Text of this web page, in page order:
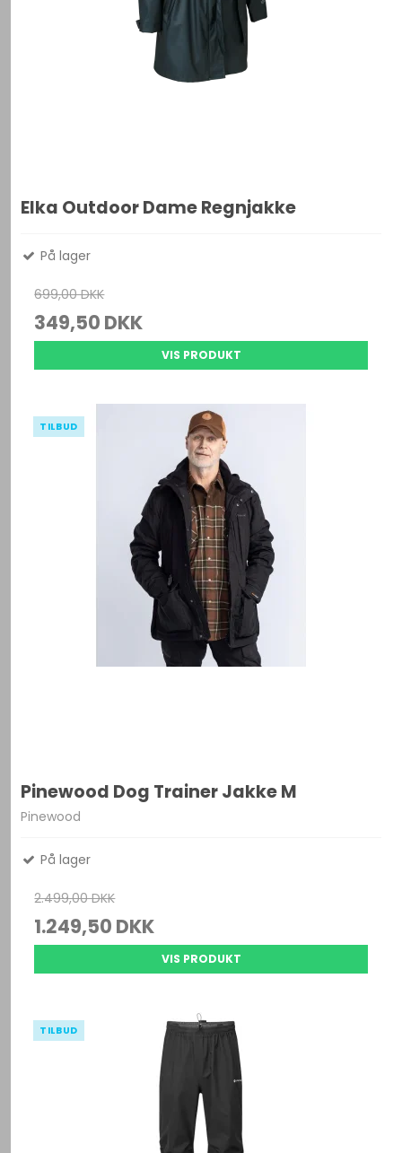
Elka Outdoor Dame Regnjakke
På lager
699,00 DKK
349,50 DKK
VIS PRODUKT
TILBUD
Pinewood Dog Trainer Jakke M
Pinewood
På lager
2.499,00 DKK
1.249,50 DKK
VIS PRODUKT
TILBUD